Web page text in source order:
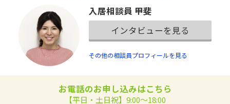
入居相談員 甲斐
インタビューを見る
その他の相談員プロフィールを見る
お電話のお申し込みはこちら
【平日・土日祝】9:00～18:00